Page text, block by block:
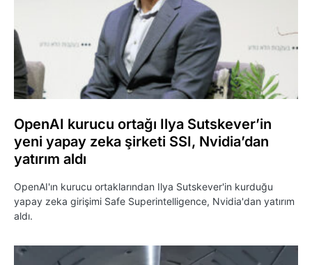
OpenAI kurucu ortağı Ilya Sutskever’in
yeni yapay zeka şirketi SSI, Nvidia’dan
yatırım aldı
OpenAI'ın kurucu ortaklarından Ilya Sutskever'in kurduğu
yapay zeka girişimi Safe Superintelligence, Nvidia'dan yatırım
aldı.